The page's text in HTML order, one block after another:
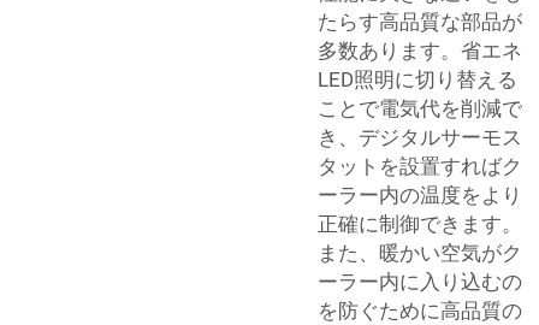
たらす高品質な部品が
多数あります。省エネ
LED照明に切り替える
ことで電気代を削減で
き、デジタルサーモス
タットを設置すればク
ーラー内の温度をより
正確に制御できます。
また、暖かい空気がク
ーラー内に入り込むの
を防ぐために高品質の